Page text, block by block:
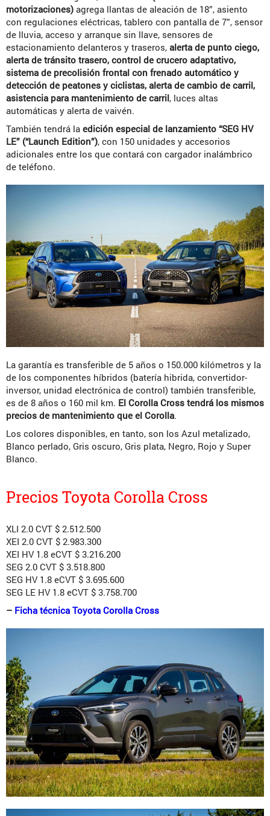
motorizaciones) agrega llantas de aleación de 18”, asiento
con regulaciones eléctricas, tablero con pantalla de 7”, sensor
de lluvia, acceso y arranque sin llave, sensores de
estacionamiento delanteros y traseros, alerta de punto ciego,
alerta de tránsito trasero, control de crucero adaptativo,
sistema de precolisión frontal con frenado automático y
detección de peatones y ciclistas, alerta de cambio de carril,
asistencia para mantenimiento de carril, luces altas
automáticas y alerta de vaivén.
También tendrá la edición especial de lanzamiento “SEG HV
LE” (“Launch Edition”), con 150 unidades y accesorios
adicionales entre los que contará con cargador inalámbrico
de teléfono.
La garantía es transferible de 5 años o 150.000 kilómetros y la
de los componentes híbridos (batería hibrida, convertidor-
inversor, unidad electrónica de control) también transferible,
es de 8 años o 160 mil km. El Corolla Cross tendrá los mismos
precios de mantenimiento que el Corolla.
Los colores disponibles, en tanto, son los Azul metalizado,
Blanco perlado, Gris oscuro, Gris plata, Negro, Rojo y Super
Blanco.
Precios Toyota Corolla Cross
XLI 2.0 CVT $ 2.512.500
XEI 2.0 CVT $ 2.983.300
XEI HV 1.8 eCVT $ 3.216.200
SEG 2.0 CVT $ 3.518.800
SEG HV 1.8 eCVT $ 3.695.600
SEG LE HV 1.8 eCVT $ 3.758.700
– Ficha técnica Toyota Corolla Cross